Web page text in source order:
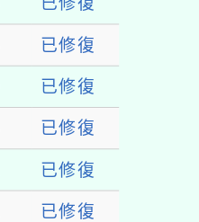
已修復
已修復
已修復
已修復
已修復